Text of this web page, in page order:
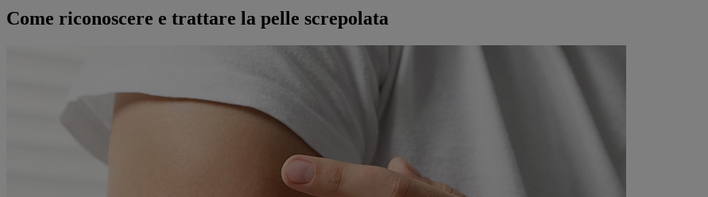
Come riconoscere e trattare la pelle screpolata